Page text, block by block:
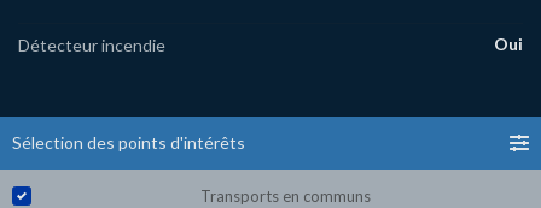
Détecteur incendie Oui
Sélection des points d'intérêts
Transports en communs